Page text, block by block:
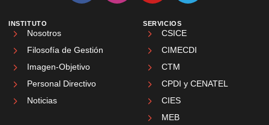
INSTITUTO
Nosotros
Filosofía de Gestión
Imagen-Objetivo
Personal Directivo
Noticias
SERVICIOS
CSICE
CIMECDI
CTM
CPDI y CENATEL
CIES
MEB